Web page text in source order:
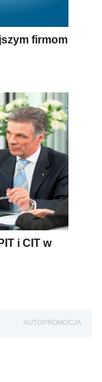
firmom
i CIT w
AUTOPROMOCJA